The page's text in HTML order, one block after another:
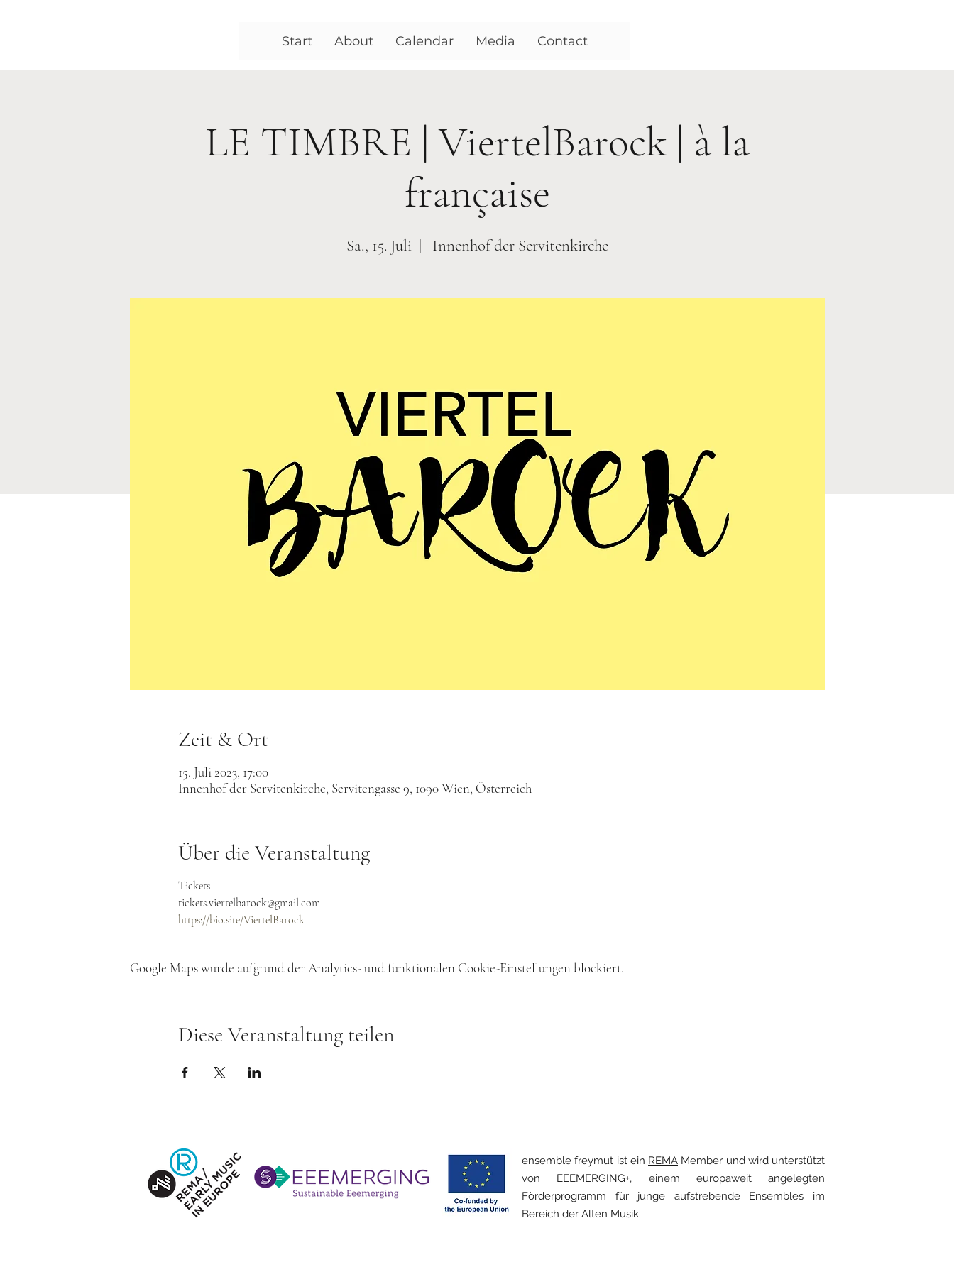
Start About Calendar Media Contact
LE TIMBRE | ViertelBarock | à la
française
Sa., 15. Juli
  |
Innenhof der Servitenkirche
Zeit & Ort
15. Juli 2023, 17:00
Innenhof der Servitenkirche, Servitengasse 9, 1090 Wien, Österreich
Über die Veranstaltung
Tickets
tickets.viertelbarock@gmail.com
https://bio.site/ViertelBarock
Google Maps wurde aufgrund der Analytics- und funktionalen Cookie-Einstellungen blockiert.
Diese Veranstaltung teilen
ensemble freymut ist ein REMA Member und wird unterstützt
von EEEMERGING+, einem europaweit angelegten
Förderprogramm für junge aufstrebende Ensembles im
Bereich der Alten Musik.